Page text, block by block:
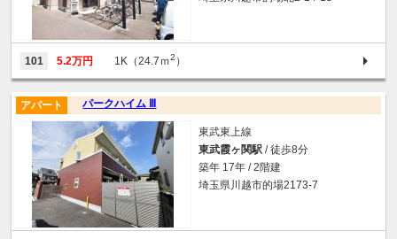
101 5.2万円 1K（24.7ｍ2 ）
パークハイム Ⅲ
アパート
東武東上線
東武霞ヶ関駅 / 徒歩8分
築年 17年 / 2階建
埼玉県川越市的場2173-7